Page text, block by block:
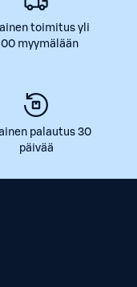
toimitus yli
myymälään
palautus 30
päivää